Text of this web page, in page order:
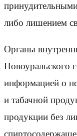
либо лишением
Органы
Новоуральского
информацией о
и табачной
продукции без